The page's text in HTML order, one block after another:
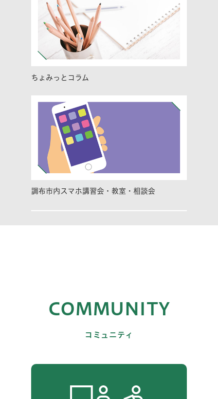
ちょみっとコラム
調布市内スマホ講習会・教室・相談会
COMMUNITY
コミュニティ